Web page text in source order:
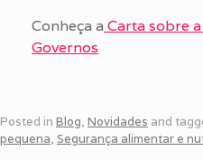
Conheça a Carta sobre
Governos
Posted in Blog, Novidades and
pequena, Segurança alimentar e